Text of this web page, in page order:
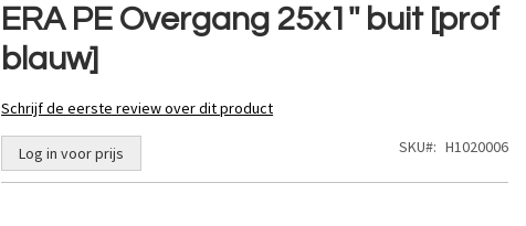
ERA PE Overgang 25x1'' buit [prof
blauw]
Schrijf de eerste review over dit product
Log in voor prijs SKU H1020006